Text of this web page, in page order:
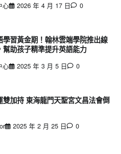
心 2026 年 4 月 17 日 0
學習黃金期！翰林雲端學院推出線
幫助孩子精準提升英語能力
心 2025 年 3 月 5 日 0
雙加持 東海龍門天聖宮文昌法會倒
2025 年 2 月 25 日 0